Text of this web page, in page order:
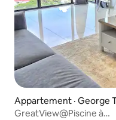
Appartement · George
GreatView@Piscine à